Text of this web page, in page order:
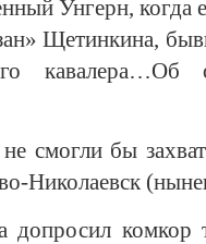
Унгерн, когда
Щетинкина,
кавалера…Об
смогли бы
Николаевск
допросил комкор